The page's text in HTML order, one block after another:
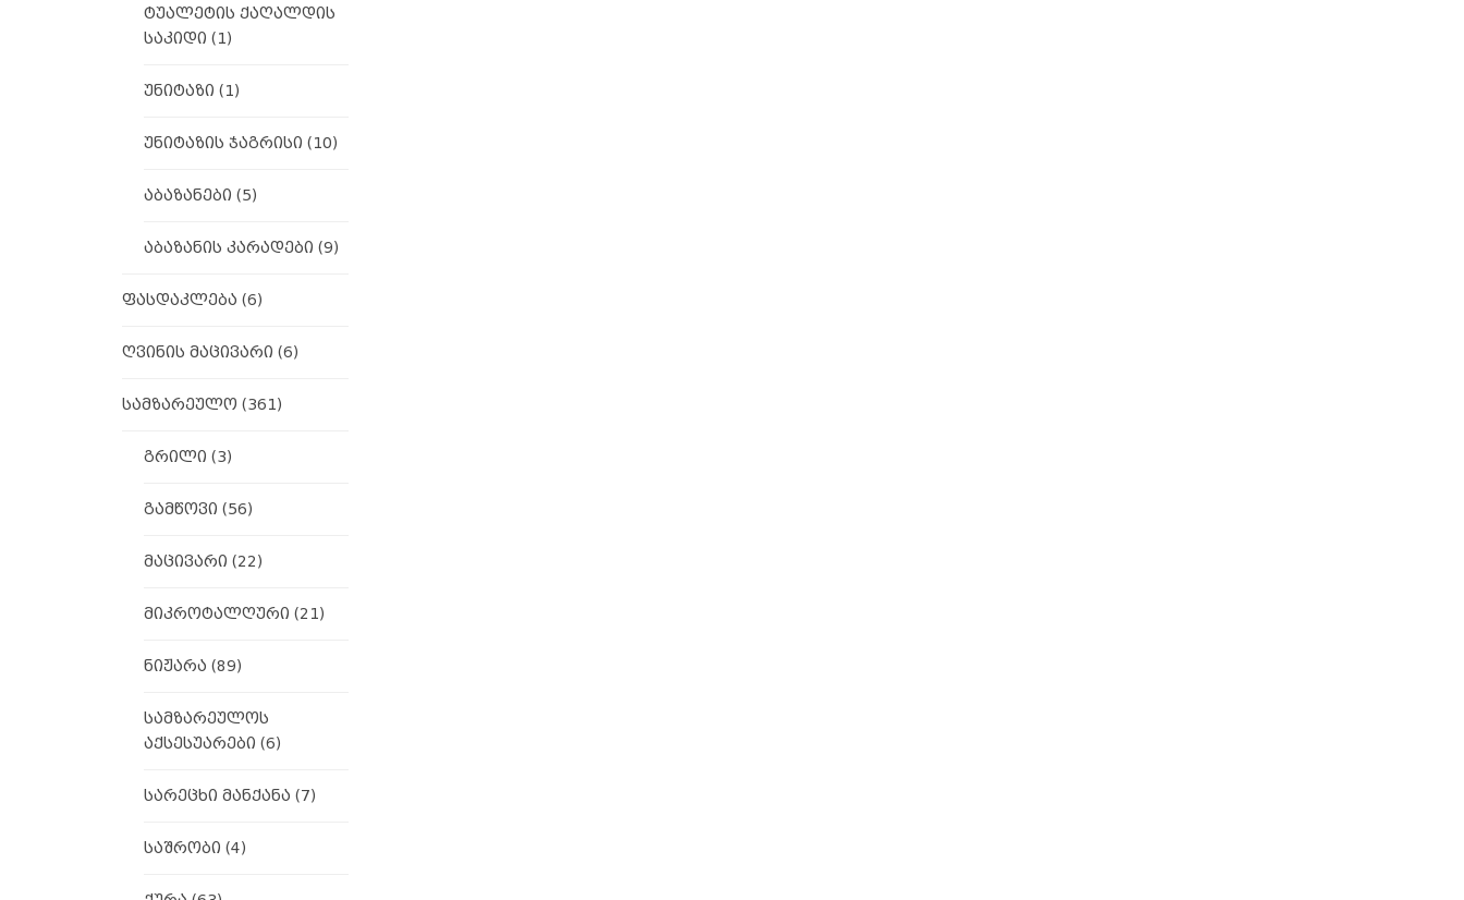
ტუალეტის ქაღალდის
საკიდი (1)
უნიტაზი (1)
უნიტაზის ჯაგრისი (10)
აბაზანები (5)
აბაზანის კარადები (9)
ფასდაკლება (6)
ღვინის მაცივარი (6)
სამზარეულო (361)
გრილი (3)
გამწოვი (56)
მაცივარი (22)
მიკროტალღური (21)
ნიჟარა (89)
სამზარეულოს
აქსესუარები (6)
სარეცხი მანქანა (7)
საშრობი (4)